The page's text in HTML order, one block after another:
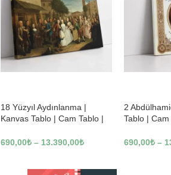
18 Yüzyıl Aydınlanma |
Kanvas Tablo | Cam Tablo |
690,00₺ – 13.390,00₺
2
Tablo |
690,00₺ –